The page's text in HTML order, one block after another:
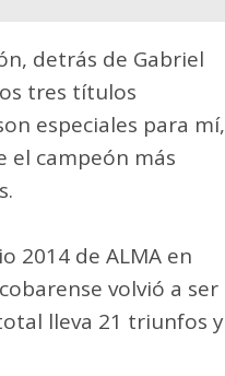
detrás de Gabriel
tres títulos
especiales para mí,
el campeón más
2014 de ALMA en
volvió a ser
lleva 21 triunfos y